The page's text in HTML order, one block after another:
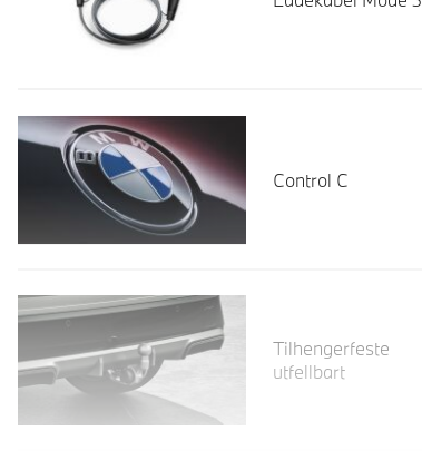
Control C
Tilhengerfeste
utfellbart
Les mer